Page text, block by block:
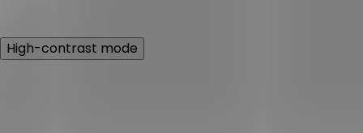
High-contrast mode